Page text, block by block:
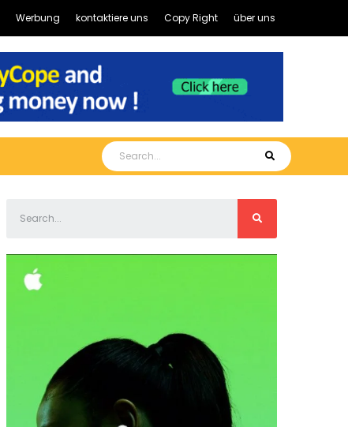
Werbung kontaktiere uns Copy Right über uns